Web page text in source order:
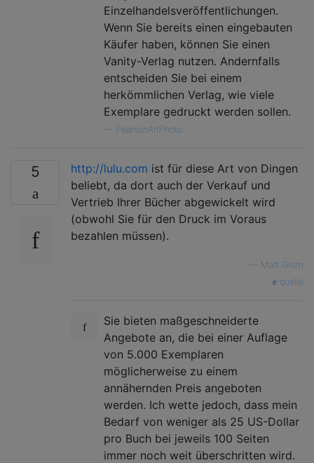
Einzelhandelsveröffentlichungen.
Wenn Sie bereits einen eingebauten
Käufer haben, können Sie einen
Vanity-Verlag nutzen. Andernfalls
entscheiden Sie bei einem
herkömmlichen Verlag, wie viele
Exemplare gedruckt werden sollen.
PearsonArtPhoto
5 http://lulu.com ist für diese Art von Dingen
beliebt, da dort auch der Verkauf und
Vertrieb Ihrer Bücher abgewickelt wird
(obwohl Sie für den Druck im Voraus
bezahlen müssen).
Matt Grum
quelle
Sie bieten maßgeschneiderte
Angebote an, die bei einer Auflage
von 5.000 Exemplaren
möglicherweise zu einem
annähernden Preis angeboten
werden. Ich wette jedoch, dass mein
Bedarf von weniger als 25 US-Dollar
pro Buch bei jeweils 100 Seiten
immer noch weit überschritten wird.